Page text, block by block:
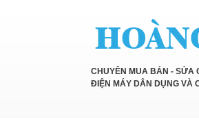
CHUYÊN MUA BÁN - SỬA
ĐIỆN MÁY DÂN DỤNG VÀ